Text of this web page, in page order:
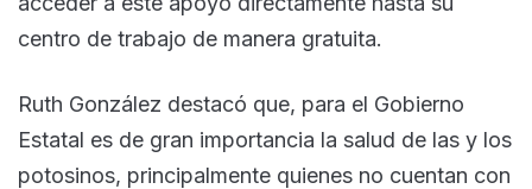
centro de trabajo de manera gratuita.
Ruth González destacó que, para el Gobierno
Estatal es de gran importancia la salud de las y los
potosinos, principalmente quienes no cuentan con